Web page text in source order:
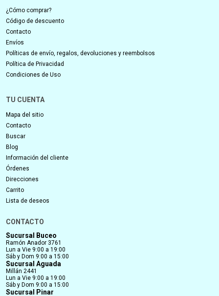
¿Cómo comprar?
Código de descuento
Contacto
Envíos
Políticas de envío, regalos, devoluciones y reembolsos
Política de Privacidad
Condiciones de Uso
TU CUENTA
Mapa del sitio
Contacto
Buscar
Blog
Información del cliente
Órdenes
Direcciones
Carrito
Lista de deseos
CONTACTO
Sucursal Buceo
Ramón Anador 3761
Lun a Vie 9:00 a 19:00
Sáb y Dom 9:00 a 15:00
Sucursal Aguada
Millán 2441
Lun a Vie 9:00 a 19:00
Sáb y Dom 9:00 a 15:00
Sucursal Pinar